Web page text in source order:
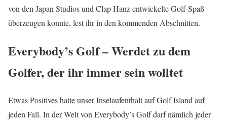
von den Japan Studios und Clap Hanz entwickelte Golf-Spaß
überzeugen konnte, lest ihr in den kommenden Abschnitten.
Everybody’s Golf – Werdet zu dem
Golfer, der ihr immer sein wolltet
Etwas Positives hatte unser Inselaufenthalt auf Golf Island auf
jeden Fall. In der Welt von Everybody’s Golf darf nämlich jeder